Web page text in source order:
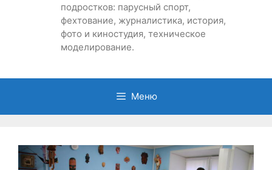
подростков: парусный спорт,
фехтование, журналистика, история,
фото и киностудия, техническое
моделирование.
Меню